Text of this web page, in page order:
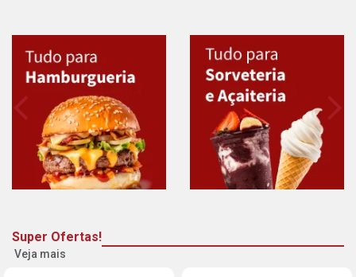
Super Ofertas!
Veja mais